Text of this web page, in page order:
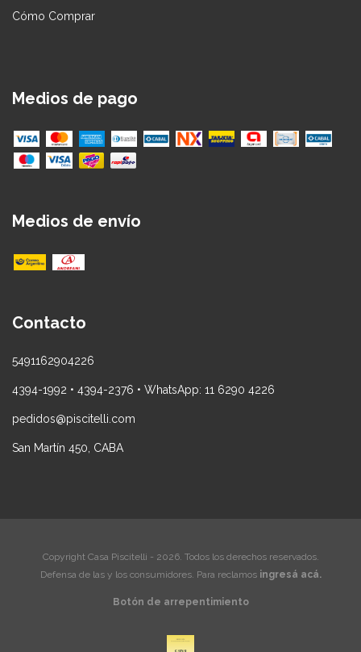
Cómo Comprar
Medios de pago
Medios de envío
Contacto
5491162904226
4394-1992 • 4394-2376 • WhatsApp: 11 6290 4226
pedidos@piscitelli.com
San Martín 450, CABA
Copyright Casa Piscitelli - 2026. Todos los derechos reservados.
Defensa de las y los consumidores. Para reclamos ingresá acá.
Botón de arrepentimiento